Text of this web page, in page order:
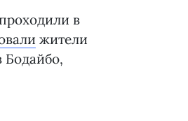
в
жители
Бодайбо,